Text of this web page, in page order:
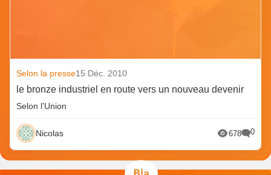
Selon la presse15 Déc. 2010
le bronze industriel en route vers un nouveau devenir
Selon l’Union
Nicolas 678 0